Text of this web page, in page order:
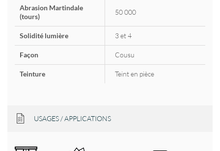
Abrasion Martindale
(tours)
50 000
Solidité lumière 3 et 4
Façon Cousu
Teinture Teint en pièce
USAGES / APPLICATIONS